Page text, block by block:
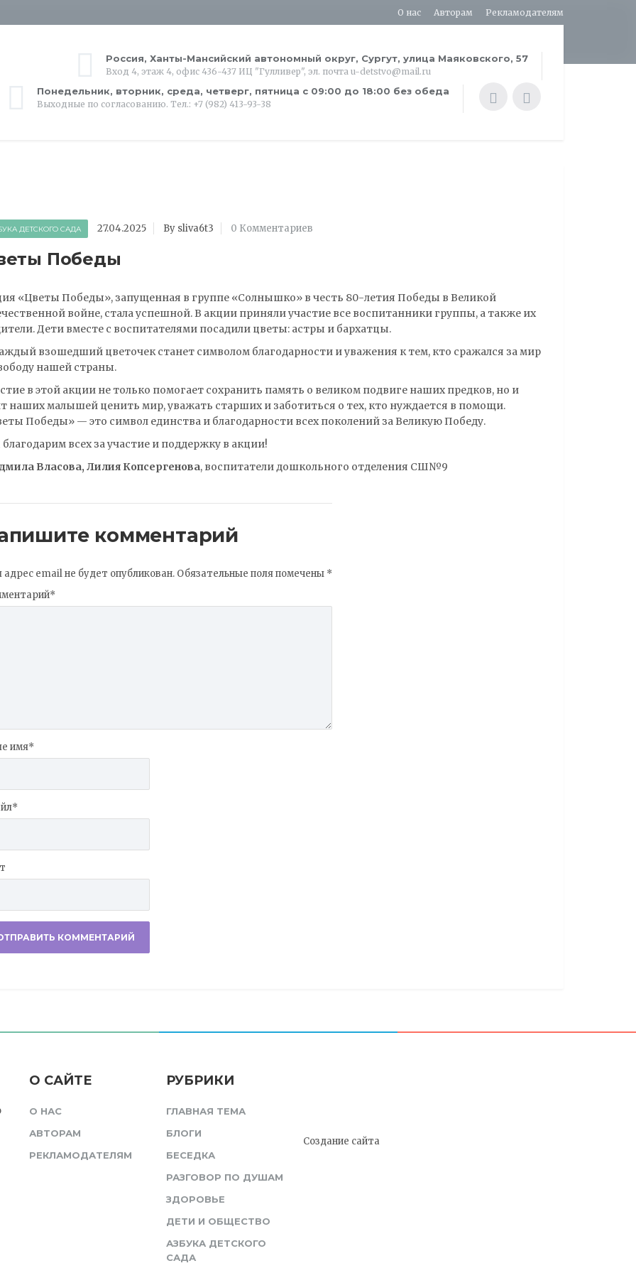
О нас Авторам Рекламодателям
Россия, Ханты-Мансийский автономный округ, Сургут, улица Маяковского, 57
Вход 4, этаж 4, офис 436-437 ИЦ "Гулливер", эл. почта u-detstvo@mail.ru
Понедельник, вторник, среда, четверг, пятница с 09:00 до 18:00 без обеда
Выходные по согласованию. Тел.: +7 (982) 413-93-38
ДЕТСКОГО САДА 27.04.2025 By sliva6t3 0 Комментариев
Победы
«Цветы Победы», запущенная в группе «Солнышко» в честь 80-летия Победы в Великой
войне, стала успешной. В акции приняли участие все воспитанники группы, а также их
Дети вместе с воспитателями посадили цветы: астры и бархатцы.
взошедший цветочек станет символом благодарности и уважения к тем, кто сражался за мир
нашей страны.
в этой акции не только помогает сохранить память о великом подвиге наших предков, но и
наших малышей ценить мир, уважать старших и заботиться о тех, кто нуждается в помощи.
Победы» — это символ единства и благодарности всех поколений за Великую Победу.
всех за участие и поддержку в акции!
Власова, Лилия Копсергенова, воспитатели дошкольного отделения СШ№9
комментарий
адрес email не будет опубликован. Обязательные поля помечены *
*
имя*
*
О САЙТЕ
О НАС
АВТОРАМ
РЕКЛАМОДАТЕЛЯМ
РУБРИКИ
ГЛАВНАЯ ТЕМА
БЛОГИ
БЕСЕДКА
РАЗГОВОР ПО ДУШАМ
ЗДОРОВЬЕ
ДЕТИ И ОБЩЕСТВО
АЗБУКА ДЕТСКОГО
САДА
Создание сайта